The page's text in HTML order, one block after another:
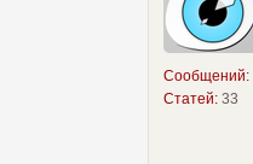
Сообщений:
Статей: 33